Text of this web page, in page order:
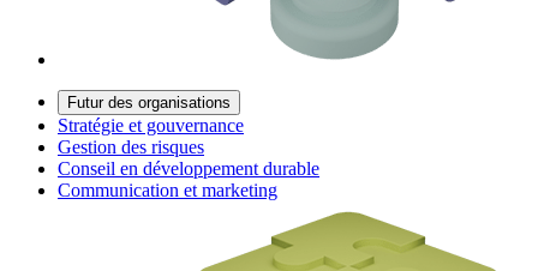
Futur des organisations
Stratégie et gouvernance
Gestion des risques
Conseil en développement durable
Communication et marketing